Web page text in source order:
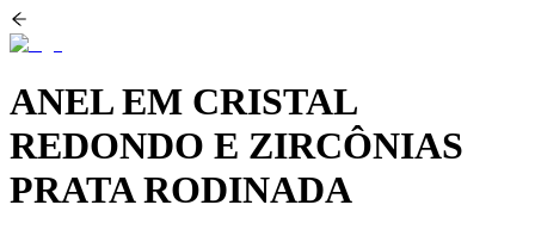
ANEL EM CRISTAL
REDONDO E ZIRCÔNIAS
PRATA RODINADA